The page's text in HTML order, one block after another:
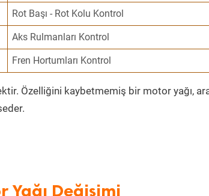
Rot Başı - Rot Kolu Kontrol
Aks Rulmanları Kontrol
Fren Hortumları Kontrol
Özelliğini kaybetmemiş bir motor yağı,
Yağı Değişimi